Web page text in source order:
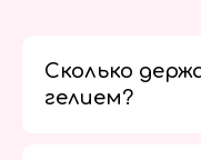
Сколько
гелием?